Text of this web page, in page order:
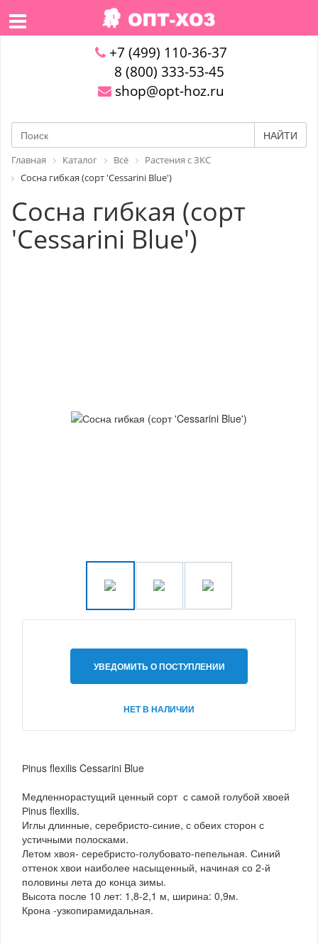
+7 (499) 110-36-37
8 (800) 333-53-45
shop@opt-hoz.ru
НАЙТИ
Главная Каталог Всё
Растения с ЗКС
Сосна гибкая (сорт 'Cessarini Blue')
Сосна гибкая (сорт
'Cessarini Blue')
УВЕДОМИТЬ О ПОСТУПЛЕНИИ
НЕТ В НАЛИЧИИ
Рinus flexilis Cessarini Blue
Медленнорастущий ценный сорт с самой голубой хвоей
Рinus flexilis.
Иглы длинные, серебристо-синие, с обеих сторон с
устичными полосками.
Летом хвоя- серебристо-голубовато-пепельная. Синий
оттенок хвои наиболее насыщенный, начиная со 2-й
половины лета до конца зимы.
Высота после 10 лет: 1,8-2,1 м, ширина: 0,9м.
Крона -узкопирамидальная.